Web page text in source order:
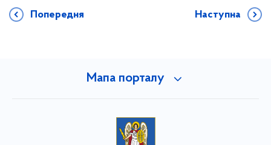
Попередня Наступна
Мапа порталу